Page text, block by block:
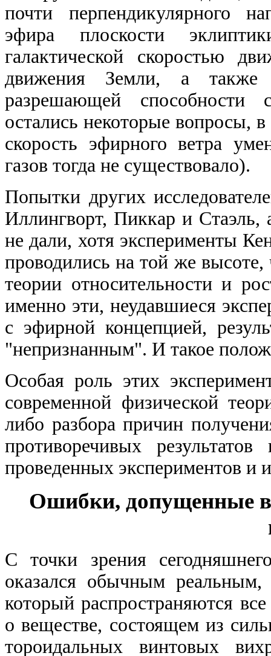
почти перпендикулярного
эфира плоскости
галактической скоростью
движения Земли, а также
разрешающей способности
остались некоторые вопросы,
скорость эфирного ветра
газов тогда не существовало).
Попытки других
Иллингворт, Пиккар и Стаэль,
не дали, хотя эксперименты
проводились на той же
теории относительности и
именно эти, неудавшиеся
с эфирной концепцией,
"непризнанным". И такое
Особая роль этих
современной физической
либо разбора причин
противоречивых
проведенных экспериментов
Ошибки, допущенные в
С точки зрения
оказался обычным
который распространяются
о веществе, состоящем из
тороидальных винтовых